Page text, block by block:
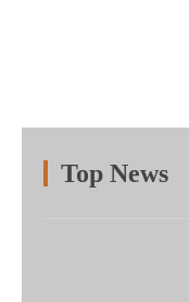
Top News